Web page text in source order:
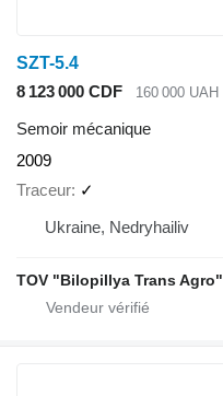
SZT-5.4
8 123 000 CDF
160 000 UAH
Semoir mécanique
2009
Traceur ✓
Ukraine, Nedryhailiv
TOV "Bilopillya Trans Agro"